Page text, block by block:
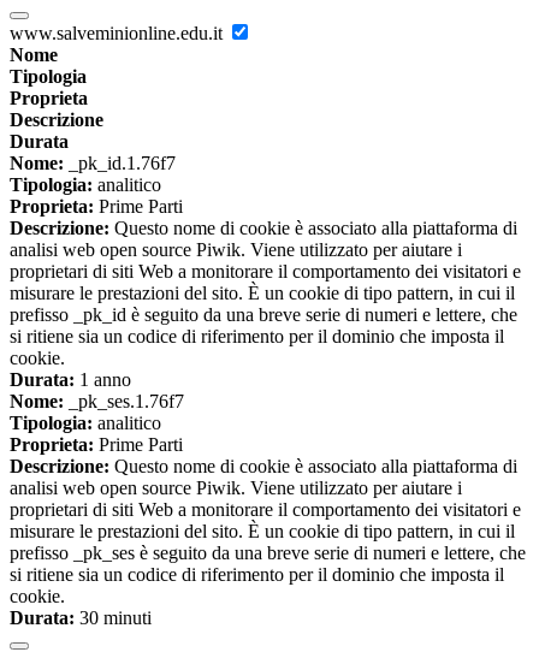
www.salveminionline.edu.it
Nome
Tipologia
Proprieta
Descrizione
Durata
Nome: _pk_id.1.76f7
Tipologia: analitico
Proprieta: Prime Parti
Descrizione: Questo nome di cookie è associato alla piattaforma di
analisi web open source Piwik. Viene utilizzato per aiutare i
proprietari di siti Web a monitorare il comportamento dei visitatori e
misurare le prestazioni del sito. È un cookie di tipo pattern, in cui il
prefisso _pk_id è seguito da una breve serie di numeri e lettere, che
si ritiene sia un codice di riferimento per il dominio che imposta il
cookie.
Durata: 1 anno
Nome: _pk_ses.1.76f7
Tipologia: analitico
Proprieta: Prime Parti
Descrizione: Questo nome di cookie è associato alla piattaforma di
analisi web open source Piwik. Viene utilizzato per aiutare i
proprietari di siti Web a monitorare il comportamento dei visitatori e
misurare le prestazioni del sito. È un cookie di tipo pattern, in cui il
prefisso _pk_ses è seguito da una breve serie di numeri e lettere, che
si ritiene sia un codice di riferimento per il dominio che imposta il
cookie.
Durata: 30 minuti